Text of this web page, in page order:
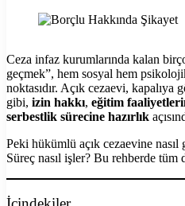
Ceza infaz kurumlarında kalan
geçmek”, hem sosyal hem
noktasıdır. Açık cezaevi, kapalıya
gibi, izin hakkı, eğitim
serbestlik sürecine hazırlık
Peki hükümlü açık cezaevine nasıl
Süreç nasıl işler? Bu rehberde tüm